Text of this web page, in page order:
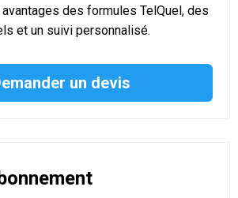
des formules TelQuel, des
et un suivi personnalisé.
un devis